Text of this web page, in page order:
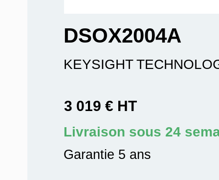
DSOX2004A
KEYSIGHT
3 019 € HT
Livraison sous 24
Garantie 5 ans